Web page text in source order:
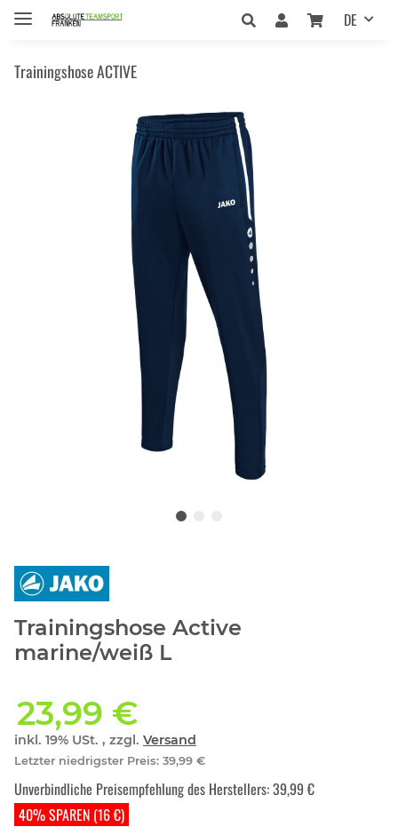
DE
Trainingshose ACTIVE
Trainingshose Active
marine/weiß L
23,99 €
inkl. 19% USt. , zzgl. Versand
Letzter niedrigster Preis: 39,99 €
40% SPAREN (16 €)
Unverbindliche Preisempfehlung des Herstellers:39,99 €